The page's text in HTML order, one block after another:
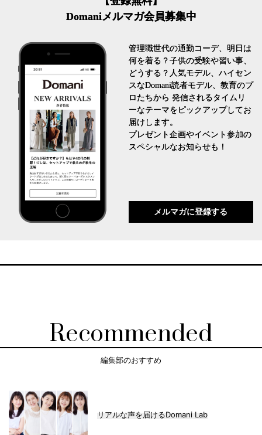
Domaniメルマガ会員募集中
管理職世代の通勤コーデ、明日は
何を着る？子供の受験や習い事、
どうする？人気モデル、ハイセン
スなDomani読者モデル、教育のプ
ロたちから 発信されるタイムリ
ーなテーマをピックアップしてお
届けします。
プレゼント企画やイベント参加の
スペシャルなお知らせも！
メルマガに登録する
Recommended
編集部のおすすめ
リアルな声を届けるDomani Lab